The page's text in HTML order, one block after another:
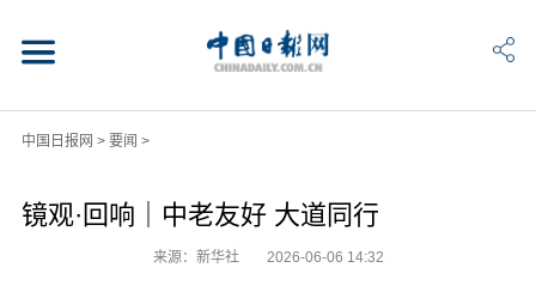
中国日报网 > 要闻 >
镜观·回响｜中老友好 大道同行
来源：新华社 2026-06-06 14:32